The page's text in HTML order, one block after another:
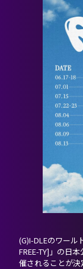
(G)I-DLEのワール
FREE-TY]」の日
催されることが決